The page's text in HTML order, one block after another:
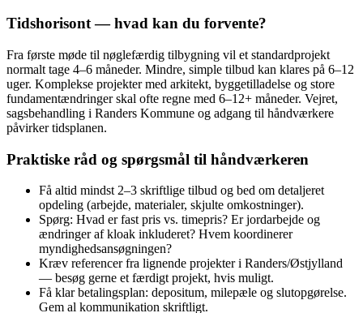
Tidshorisont — hvad kan du forvente?
Fra første møde til nøglefærdig tilbygning vil et standardprojekt
normalt tage 4–6 måneder. Mindre, simple tilbud kan klares på 6–12
uger. Komplekse projekter med arkitekt, byggetilladelse og store
fundamentændringer skal ofte regne med 6–12+ måneder. Vejret,
sagsbehandling i Randers Kommune og adgang til håndværkere
påvirker tidsplanen.
Praktiske råd og spørgsmål til håndværkeren
Få altid mindst 2–3 skriftlige tilbud og bed om detaljeret
opdeling (arbejde, materialer, skjulte omkostninger).
Spørg: Hvad er fast pris vs. timepris? Er jordarbejde og
ændringer af kloak inkluderet? Hvem koordinerer
myndighedsansøgningen?
Kræv referencer fra lignende projekter i Randers/Østjylland
— besøg gerne et færdigt projekt, hvis muligt.
Få klar betalingsplan: depositum, milepæle og slutopgørelse.
Gem al kommunikation skriftligt.